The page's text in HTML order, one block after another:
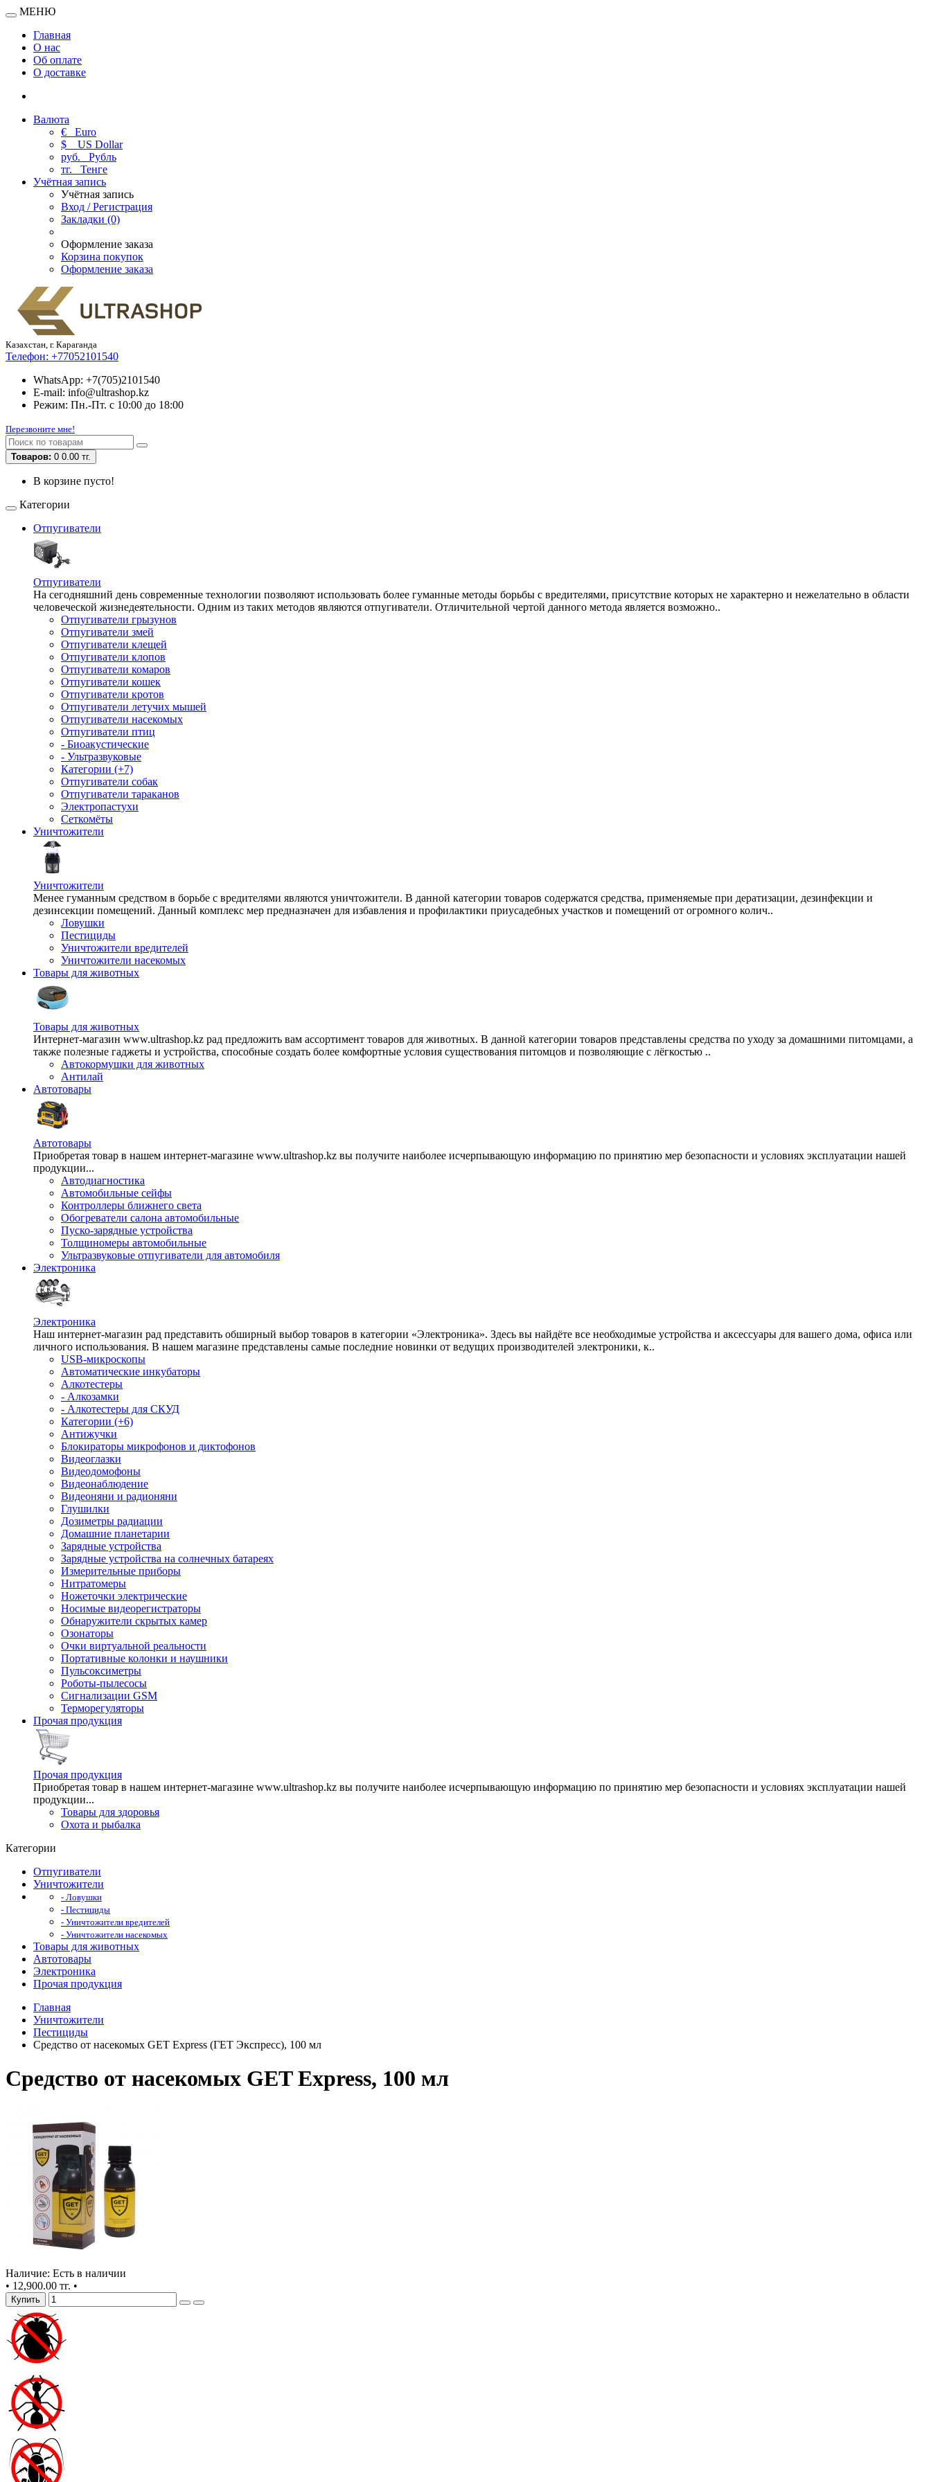
МЕНЮ
Главная
О нас
Об оплате
О доставке
Валюта
€ Euro
$
US Dollar
руб. Рубль
тг. Тенге
Учётная запись
Учётная запись
Вход / Регистрация
Закладки (0)
Оформление заказа
Корзина покупок
Оформление заказа
Казахстан, г. Караганда
Телефон: +77052101540
WhatsApp: +7(705)2101540
E-mail: info@ultrashop.kz
Режим: Пн.-Пт. с 10:00 до 18:00
Перезвоните мне!
Товаров: 0 0.00 тг.
В корзине пусто!
Категории
Отпугиватели
Отпугиватели
На сегодняшний день современные технологии позволяют использовать более гуманные методы борьбы с вредителями, присутствие которых не характерно и нежелательно в области
человеческой жизнедеятельности. Одним из таких методов являются отпугиватели. Отличительной чертой данного метода является возможно..
Отпугиватели грызунов
Отпугиватели змей
Отпугиватели клещей
Отпугиватели клопов
Отпугиватели комаров
Отпугиватели кошек
Отпугиватели кротов
Отпугиватели летучих мышей
Отпугиватели насекомых
Отпугиватели птиц
- Биоакустические
- Ультразвуковые
Категории (+7)
Отпугиватели собак
Отпугиватели тараканов
Электропастухи
Сеткомёты
Уничтожители
Уничтожители
Менее гуманным средством в борьбе с вредителями являются уничтожители. В данной категории товаров содержатся средства, применяемые при дератизации, дезинфекции и
дезинсекции помещений. Данный комплекс мер предназначен для избавления и профилактики приусадебных участков и помещений от огромного колич..
Ловушки
Пестициды
Уничтожители вредителей
Уничтожители насекомых
Товары для животных
Товары для животных
Интернет-магазин www.ultrashop.kz рад предложить вам ассортимент товаров для животных. В данной категории товаров представлены средства по уходу за домашними питомцами, а
также полезные гаджеты и устройства, способные создать более комфортные условия существования питомцов и позволяющие с лёгкостью ..
Автокормушки для животных
Антилай
Автотовары
Автотовары
Приобретая товар в нашем интернет-магазине www.ultrashop.kz вы получите наиболее исчерпывающую информацию по принятию мер безопасности и условиях эксплуатации нашей
продукции...
Автодиагностика
Автомобильные сейфы
Контроллеры ближнего света
Обогреватели салона автомобильные
Пуско-зарядные устройства
Толщиномеры автомобильные
Ультразвуковые отпугиватели для автомобиля
Электроника
Электроника
Наш интернет-магазин рад представить обширный выбор товаров в категории «Электроника». Здесь вы найдёте все необходимые устройства и аксессуары для вашего дома, офиса или
личного использования. В нашем магазине представлены самые последние новинки от ведущих производителей электроники, к..
USB-микроскопы
Автоматические инкубаторы
Алкотестеры
- Алкозамки
- Алкотестеры для СКУД
Категории (+6)
Антижучки
Блокираторы микрофонов и диктофонов
Видеоглазки
Видеодомофоны
Видеонаблюдение
Видеоняни и радионяни
Глушилки
Дозиметры радиации
Домашние планетарии
Зарядные устройства
Зарядные устройства на солнечных батареях
Измерительные приборы
Нитратомеры
Ножеточки электрические
Носимые видеорегистраторы
Обнаружители скрытых камер
Озонаторы
Очки виртуальной реальности
Портативные колонки и наушники
Пульсоксиметры
Роботы-пылесосы
Сигнализации GSM
Терморегуляторы
Прочая продукция
Прочая продукция
Приобретая товар в нашем интернет-магазине www.ultrashop.kz вы получите наиболее исчерпывающую информацию по принятию мер безопасности и условиях эксплуатации нашей
продукции...
Товары для здоровья
Охота и рыбалка
Категории
Отпугиватели
Уничтожители
- Ловушки
- Пестициды
- Уничтожители вредителей
- Уничтожители насекомых
Товары для животных
Автотовары
Электроника
Прочая продукция
Главная
Уничтожители
Пестициды
Средство от насекомых GET Express (ГЕТ Экспресс), 100 мл
Средство от насекомых GET Express, 100 мл
Наличие: Есть в наличии
• 12,900.00 тг. •
Купить